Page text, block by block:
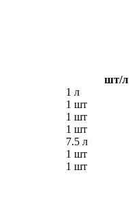
шт/л
1 л
1 шт
1 шт
1 шт
7.5 л
1 шт
1 шт